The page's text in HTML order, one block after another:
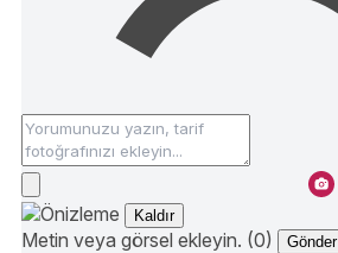
Kaldır
Metin veya görsel ekleyin. (0) Gönder